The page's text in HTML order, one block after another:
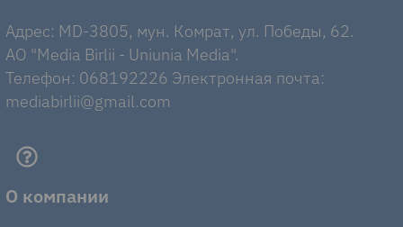
Адрес: MD-3805, мун. Комрат, ул. Победы, 62.
AO "Media Birlii - Uniunia Media".
Телефон: 068192226 Электронная почта:
mediabirlii@gmail.com
О компании